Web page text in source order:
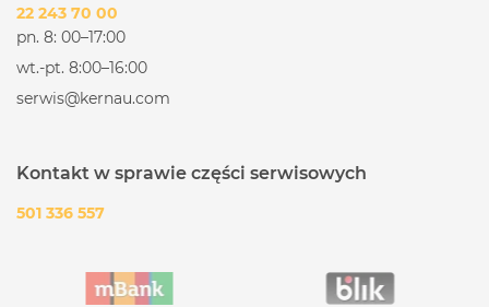
22 243 70 00
pn. 8: 00–17:00
wt.-pt. 8:00–16:00
serwis@kernau.com
Kontakt w sprawie części serwisowych
501 336 557